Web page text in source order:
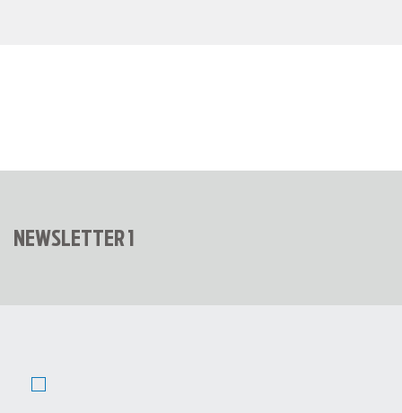
NEWSLETTER 1